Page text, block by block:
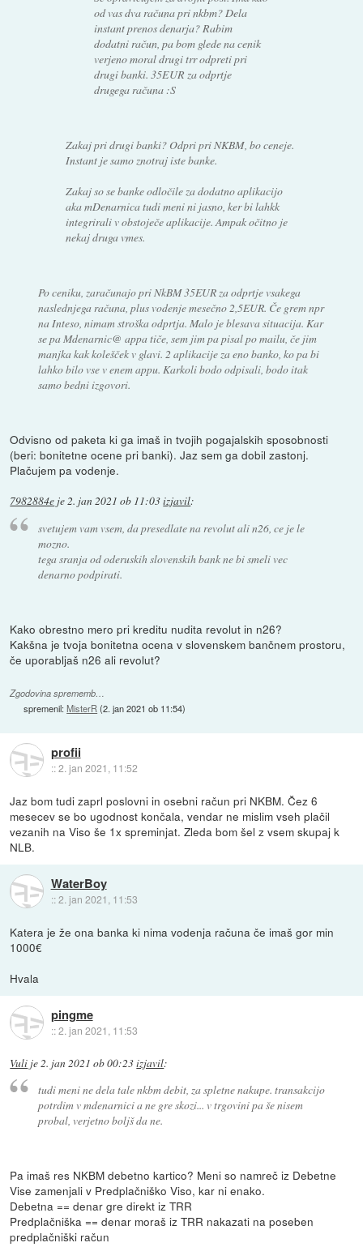
od vas dva računa pri nkbm? Dela
instant prenos denarja? Rabim
dodatni račun, pa bom glede na cenik
verjeno moral drugi trr odpreti pri
drugi banki. 35EUR za odprtje
drugega računa :S
Zakaj pri drugi banki? Odpri pri NKBM, bo ceneje.
Instant je samo znotraj iste banke.
Zakaj so se banke odločile za dodatno aplikacijo
aka mDenarnica tudi meni ni jasno, ker bi lahkk
integrirali v obstoječe aplikacije. Ampak očitno je
nekaj druga vmes.
Po ceniku, zaračunajo pri NkBM 35EUR za odprtje vsakega
naslednjega računa, plus vodenje mesečno 2,5EUR. Če grem npr
na Inteso, nimam stroška odprtja. Malo je blesava situacija. Kar
se pa Mdenarnic@ appa tiče, sem jim pa pisal po mailu, če jim
manjka kak kolešček v glavi. 2 aplikacije za eno banko, ko pa bi
lahko bilo vse v enem appu. Karkoli bodo odpisali, bodo itak
samo bedni izgovori.
Odvisno od paketa ki ga imaš in tvojih pogajalskih sposobnosti
(beri: bonitetne ocene pri banki). Jaz sem ga dobil zastonj.
Plačujem pa vodenje.
7982884e je2. jan 2021 ob 11:03izjavil:
svetujem vam vsem, da presedlate na revolut ali n26, ce je le
mozno.
tega sranja od oderuskih slovenskih bank ne bi smeli vec
denarno podpirati.
Kako obrestno mero pri kreditu nudita revolut in n26?
Kakšna je tvoja bonitetna ocena v slovenskem bančnem prostoru,
če uporabljaš n26 ali revolut?
Zgodovina sprememb…
spremenil:MisterR (2. jan 2021 ob 11:54)
profii
::2. jan 2021, 11:52
Jaz bom tudi zaprl poslovni in osebni račun pri NKBM. Čez 6
mesecev se bo ugodnost končala, vendar ne mislim vseh plačil
vezanih na Viso še 1x spreminjat. Zleda bom šel z vsem skupaj k
NLB.
WaterBoy
::2. jan 2021, 11:53
Katera je že ona banka ki nima vodenja računa če imaš gor min
1000€
Hvala
pingme
::2. jan 2021, 11:53
Vuli je2. jan 2021 ob 00:23izjavil:
tudi meni ne dela tale nkbm debit, za spletne nakupe. transakcijo
potrdim v mdenarnici a ne gre skozi... v trgovini pa še nisem
probal, verjetno boljš da ne.
Pa imaš res NKBM debetno kartico? Meni so namreč iz Debetne
Vise zamenjali v Predplačniško Viso, kar ni enako.
Debetna == denar gre direkt iz TRR
Predplačniška == denar moraš iz TRR nakazati na poseben
predplačniški račun